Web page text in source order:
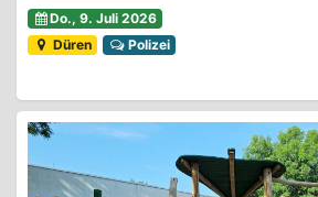
Do., 9. Juli 2026
Düren
Polizei